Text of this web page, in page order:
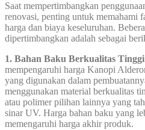
Saat mempertimbangkan
renovasi, penting untuk memahami
harga dan biaya keseluruhan.
dipertimbangkan adalah sebagai
1. Bahan Baku Berkualitas Tinggi
mempengaruhi harga Kanopi
yang digunakan dalam
menggunakan material berkualitas
atau polimer pilihan lainnya yang
sinar UV. Harga bahan baku yang
memengaruhi harga akhir produk.